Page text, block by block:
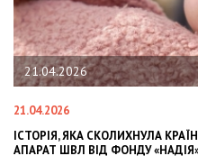
21.04.2026
21.04.2026
ІСТОРІЯ, ЯКА СКОЛИХНУЛА
АПАРАТ ШВЛ ВІД ФОНДУ «НАДІЯ»